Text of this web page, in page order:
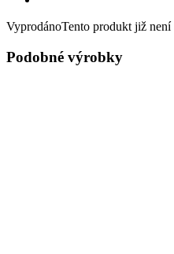
VyprodánoTento produkt již není
Podobné výrobky